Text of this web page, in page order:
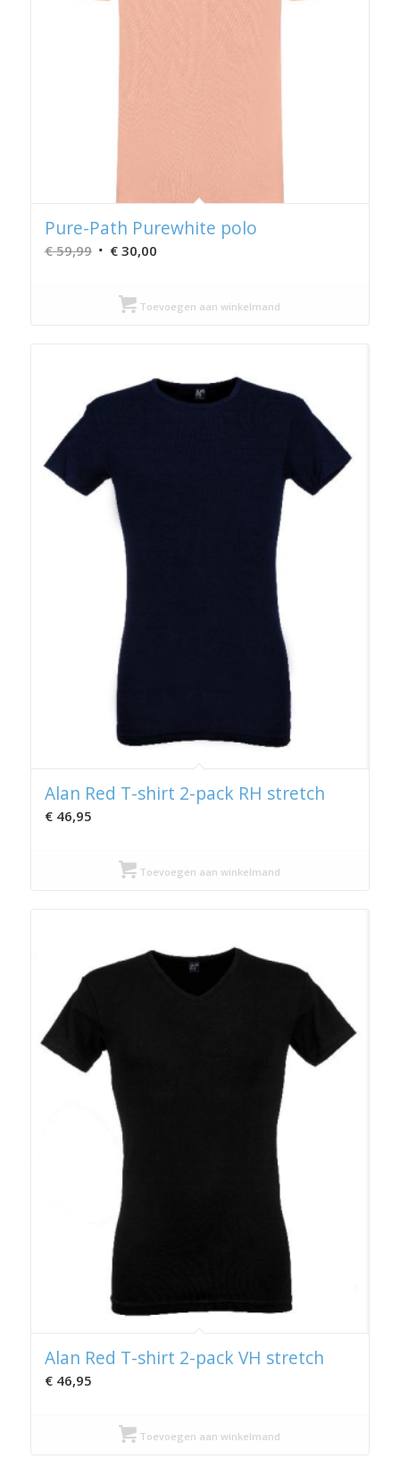
Pure-Path Purewhite polo
€59,99 Oorspronkelijke
was:
€ 59,99.
€30,00Huidige
€ 30,00.
Toevoegen aan winkelmand
Alan Red T-shirt 2-pack RH stretch
€46,95
Toevoegen aan winkelmand
Alan Red T-shirt 2-pack VH stretch
€46,95
Toevoegen aan winkelmand